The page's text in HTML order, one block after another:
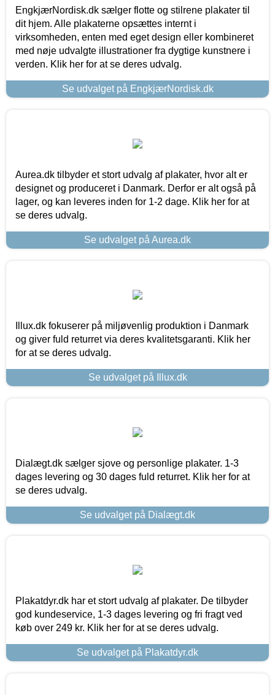
EngkjærNordisk.dk sælger flotte og stilrene plakater til
dit hjem. Alle plakaterne opsættes internt i
virksomheden, enten med eget design eller kombineret
med nøje udvalgte illustrationer fra dygtige kunstnere i
verden. Klik her for at se deres udvalg.
Se udvalget på EngkjærNordisk.dk
Aurea.dk tilbyder et stort udvalg af plakater, hvor alt er
designet og produceret i Danmark. Derfor er alt også på
lager, og kan leveres inden for 1-2 dage. Klik her for at
se deres udvalg.
Se udvalget på Aurea.dk
Illux.dk fokuserer på miljøvenlig produktion i Danmark
og giver fuld returret via deres kvalitetsgaranti. Klik her
for at se deres udvalg.
Se udvalget på Illux.dk
Dialægt.dk sælger sjove og personlige plakater. 1-3
dages levering og 30 dages fuld returret. Klik her for at
se deres udvalg.
Se udvalget på Dialægt.dk
Plakatdyr.dk har et stort udvalg af plakater. De tilbyder
god kundeservice, 1-3 dages levering og fri fragt ved
køb over 249 kr. Klik her for at se deres udvalg.
Se udvalget på Plakatdyr.dk